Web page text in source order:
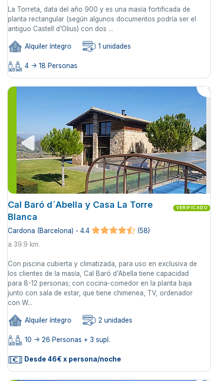
La Torreta, data del año 900 y es una masía fortificada de
planta rectangular (según algunos documentos podría ser el
antiguo Castell d’Olius) con dos ...
Alquiler íntegro 1 unidades
4 -> 18 Personas
Cal Baró d´Abella y Casa La Torre
Blanca
VERIFICADO
Cardona (Barcelona) - 4.4
(58)
a 39.9 km.
Con piscina cubierta y climatizada, para uso en exclusiva de
los clientes de la masía, Cal Baró d'Abella tiene capacidad
para 8-12 personas; con cocina-comedor en la planta baja
junto con sala de estar, que tiene chimenea, TV, ordenador
con W...
Alquiler íntegro 2 unidades
10 -> 26 Personas + 3 supl.
Desde 46€ x persona/noche